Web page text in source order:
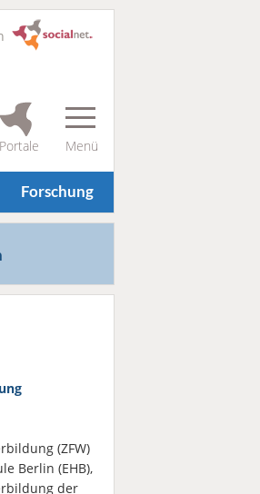
Forschung
(ZFW)
Berlin (EHB),
der